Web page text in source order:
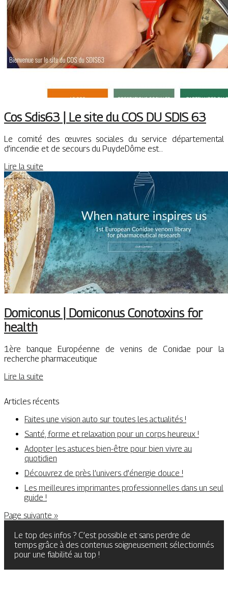
Cos Sdis63 | Le site du COS DU SDIS 63
Le comité des œuvres sociales du service départemental
d’incendie et de secours du PuydeDôme est…
Lire la suite
Domiconus | Domiconus Conotoxins for
health
1ère banque Européenne de venins de Conidae pour la
recherche pharmaceutique
Lire la suite
Articles récents
Faites une vision auto sur toutes les actualités !
Santé, forme et relaxation pour un corps heureux !
Adopter les astuces bien-être pour bien vivre au
quotidien
Découvrez de près l’univers d’énergie douce !
Les meilleures imprimantes professionnelles dans un seul
guide !
Page suivante »
Le top des infos ? C’est possible et sans perdre de
temps grâce à des contenus soigneusement sélectionnés
pour une fiabilité au top !